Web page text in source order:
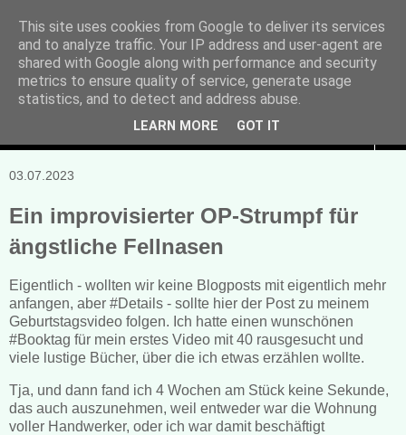
Manuela Sonntag
Bücher, Blogs & mehr
03.07.2023
Ein improvisierter OP-Strumpf für
ängstliche Fellnasen
Eigentlich - wollten wir keine Blogposts mit eigentlich mehr
anfangen, aber #Details - sollte hier der Post zu meinem
Geburtstagsvideo folgen. Ich hatte einen wunschönen
#Booktag für mein erstes Video mit 40 rausgesucht und
viele lustige Bücher, über die ich etwas erzählen wollte.
Tja, und dann fand ich 4 Wochen am Stück keine Sekunde,
das auch auszunehmen, weil entweder war die Wohnung
voller Handwerker, oder ich war damit beschäftigt
This site uses cookies from Google to deliver its services
and to analyze traffic. Your IP address and user-agent are
shared with Google along with performance and security
metrics to ensure quality of service, generate usage
statistics, and to detect and address abuse.
LEARN MORE GOT IT